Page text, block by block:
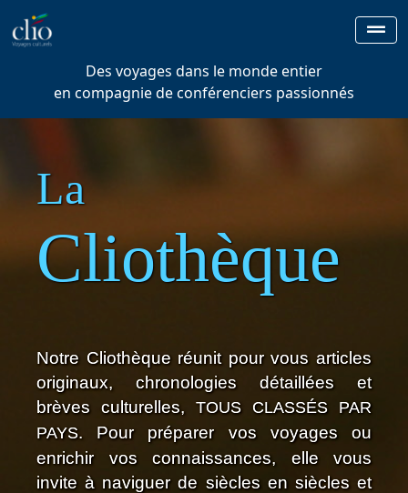
Des voyages dans le monde entier
en compagnie de conférenciers passionnés
La
Cliothèque
Notre Cliothèque réunit pour vous articles
originaux, chronologies détaillées et
brèves culturelles, TOUS CLASSÉS PAR
PAYS. Pour préparer vos voyages ou
enrichir vos connaissances, elle vous
invite à naviguer de siècles en siècles et